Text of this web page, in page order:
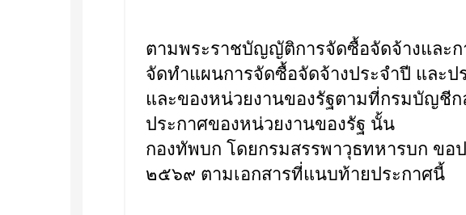
ตามพระราชบัญญัติการจัดซื้อจัดจ้างและ
จัดทำแผนการจัดซื้อจัดจ้างประจำปี และ
และของหน่วยงานของรัฐตามที่กรมบัญชี
ประกาศของหน่วยงานของรัฐ นั้น
กองทัพบก โดยกรมสรรพาวุธทหารบก ขอ
๒๕๖๙ ตามเอกสารที่แนบท้ายประกาศนี้